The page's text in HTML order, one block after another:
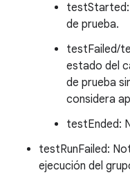
testStarted:
de prueba.
testFailed/
estado del
de prueba
considera
testEnded:
testRunFailed:
ejecución del